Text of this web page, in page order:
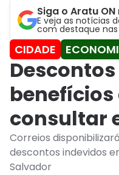
Siga o Aratu
E veja as notícias
com destaque nas
CIDADE
benefícios
consultar
Correios
descontos indevidos
Salvador